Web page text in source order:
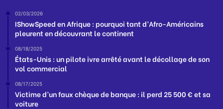
02/03/2026
IShowSpeed en Afrique : pourquoi tant d’Afro-Américains
pleurent en découvrant le continent
08/18/2025
États-Unis : un pilote ivre arrêté avant le décollage de son
vol commercial
08/17/2025
Victime d’un faux chèque de banque : il perd 25 500 € et sa
voiture